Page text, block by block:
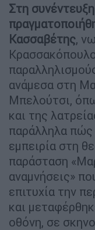
Στη
Κασσαβέτης,
ανάμεσα στη
Μπελούτσι,
και της
παράλληλα
εμπειρία στη
παράσταση
αναμνήσεις»
επιτυχία την
και
οθόνη, σε